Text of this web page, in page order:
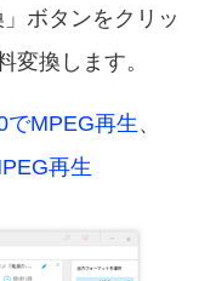
ボタンをクリッ
変換します。
でMPEG再生、
再生